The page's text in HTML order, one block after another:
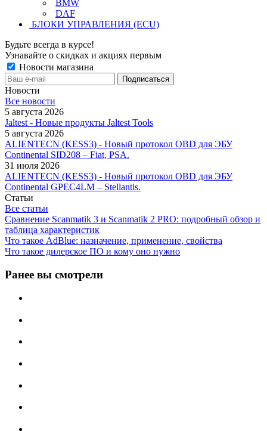
BMW
DAF
БЛОКИ УПРАВЛЕНИЯ (ECU)
Будьте всегда в курсе!
Узнавайте о скидках и акциях первым
Новости магазина
Новости
Все новости
5 августа 2026
Jaltest - Новые продукты Jaltest Tools
5 августа 2026
ALIENTECN (KESS3) - Новый протокол OBD для ЭБУ
Continental SID208 – Fiat, PSA.
31 июля 2026
ALIENTECN (KESS3) - Новый протокол OBD для ЭБУ
Continental GPEC4LM – Stellantis.
Статьи
Все статьи
Сравнение Scanmatik 3 и Scanmatik 2 PRO: подробный обзор и
таблица характеристик
Что такое AdBlue: назначение, применение, свойства
Что такое дилерское ПО и кому оно нужно
Ранее вы смотрели